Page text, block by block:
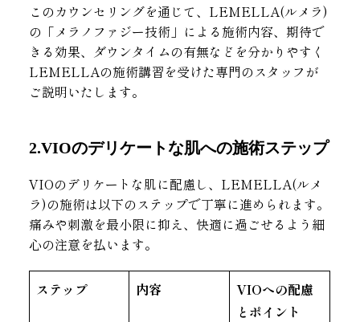
このカウンセリングを通じて、LEMELLA(ルメラ)
の「メラノファジー技術」による施術内容、期待で
きる効果、ダウンタイムの有無などを分かりやすく
LEMELLAの施術講習を受けた専門のスタッフが
ご説明いたします。
2.VIOのデリケートな肌への施術ステップ
VIOのデリケートな肌に配慮し、LEMELLA(ルメ
ラ)の施術は以下のステップで丁寧に進められます。
痛みや刺激を最小限に抑え、快適に過ごせるよう細
心の注意を払います。
ステップ 内容
VIOへの配慮
とポイント